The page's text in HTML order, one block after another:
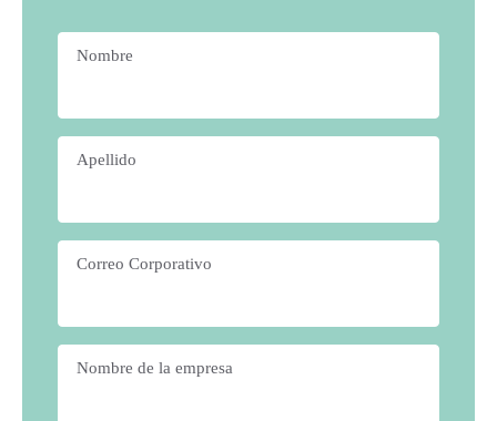
Nombre
Apellido
Correo Corporativo
Nombre de la empresa